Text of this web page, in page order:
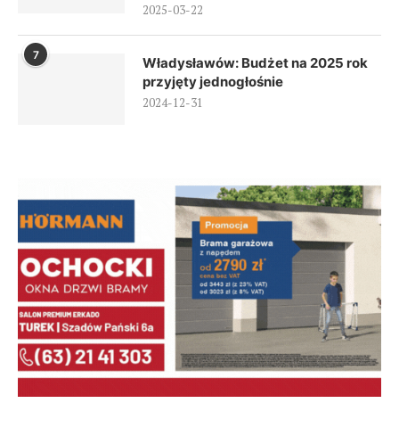
2025-03-22
7
Władysławów: Budżet na 2025 rok
przyjęty jednogłośnie
2024-12-31